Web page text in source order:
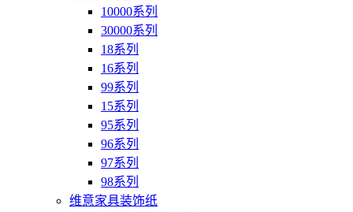
10000系列
30000系列
18系列
16系列
99系列
15系列
95系列
96系列
97系列
98系列
维意家具装饰纸